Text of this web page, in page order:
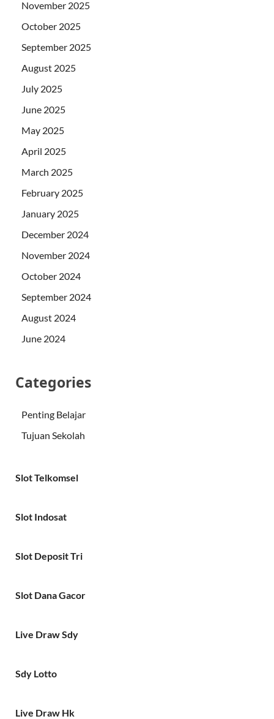
November 2025
October 2025
September 2025
August 2025
July 2025
June 2025
May 2025
April 2025
March 2025
February 2025
January 2025
December 2024
November 2024
October 2024
September 2024
August 2024
June 2024
Categories
Penting Belajar
Tujuan Sekolah
Slot Telkomsel
Slot Indosat
Slot Deposit Tri
Slot Dana Gacor
Live Draw Sdy
Sdy Lotto
Live Draw Hk